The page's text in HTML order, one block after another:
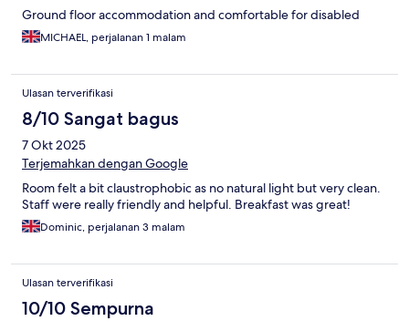
Ground floor accommodation and comfortable for disabled
MICHAEL, perjalanan 1 malam
Ulasan terverifikasi
8/10 Sangat bagus
7 Okt 2025
Terjemahkan dengan Google
Room felt a bit claustrophobic as no natural light but very clean.
Staff were really friendly and helpful. Breakfast was great!
Dominic, perjalanan 3 malam
Ulasan terverifikasi
10/10 Sempurna